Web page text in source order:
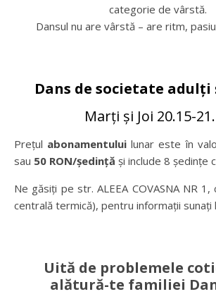
categorie de vârstă.
Dansul nu are vârstă – are ritm,
Dans de societate adulți
Marți și Joi 20.15-
Prețul abonamentului lunar este în
sau 50 RON/ședință și include 8 ședințe
Ne găsiți pe str. ALEEA COVASNA NR
centrală termică), pentru informații
Uită de problemele
alătură-te familiei